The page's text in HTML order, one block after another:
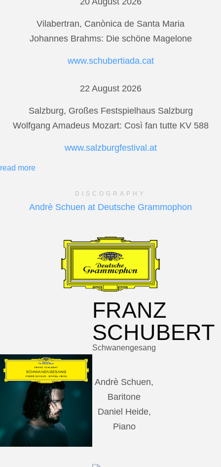
Vilabertran, Canònica de Santa Maria
Johannes Brahms: Die schöne Magelone
www.schubertiada.cat
22 August 2026
Salzburg, Großes Festspielhaus Salzburg
Wolfgang Amadeus Mozart: Così fan tutte KV 588
www.salzburgfestival.at
read more
DISCOGRAPHY
Andrè Schuen at Deutsche Grammophon
FRANZ
SCHUBERT
Schwanengesang
Andrè Schuen,
Baritone
Daniel Heide,
Piano